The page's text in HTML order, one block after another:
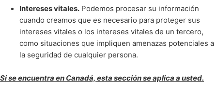
Intereses vitales. Podemos procesar su información
cuando creamos que es necesario para proteger sus
intereses vitales o los intereses vitales de un tercero,
como situaciones que impliquen amenazas potenciales a
la seguridad de cualquier persona.
Si se encuentra en Canadá, esta sección se aplica a usted.